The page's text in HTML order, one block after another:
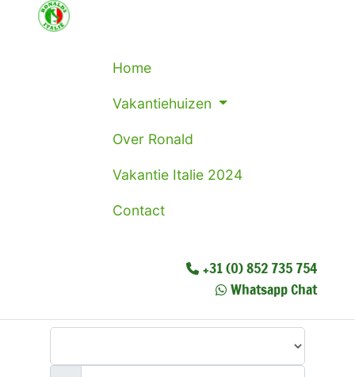
Home
Vakantiehuizen
Over Ronald
Vakantie Italie 2024
Contact
+31 (0) 852 735 754
Whatsapp Chat